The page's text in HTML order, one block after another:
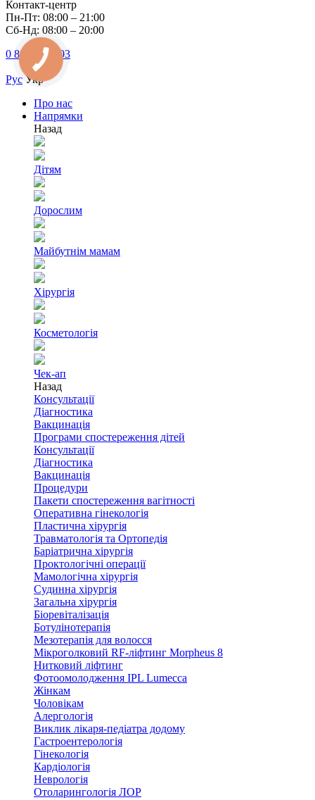
Контакт-центр
Пн-Пт: 08:00 – 21:00
Сб-Нд: 08:00 – 20:00
0 800 207 103
Рус Укр
Про нас
Напрямки
Назад
Дітям
Дорослим
Майбутнім мамам
Хірургія
Косметологія
Чек-ап
Назад
Консультації
Діагностика
Вакцинація
Програми спостереження дітей
Консультації
Діагностика
Вакцинація
Процедури
Пакети спостереження вагітності
Оперативна гінекологія
Пластична хірургія
Травматологія та Ортопедія
Баріатрична хірургія
Проктологічні операції
Мамологічна хірургія
Судинна хірургія
Загальна хірургія
Біоревіталізація
Ботулінотерапія
Мезотерапія для волосся
Мікроголковий RF-ліфтинг Morpheus 8
Нитковий ліфтинг
Фотоомолодження IPL Lumecca
Жінкам
Чоловікам
Алергологія
Виклик лікаря-педіатра додому
Гастроентерологія
Гінекологія
Кардіологія
Неврологія
Отоларингологія ЛОР